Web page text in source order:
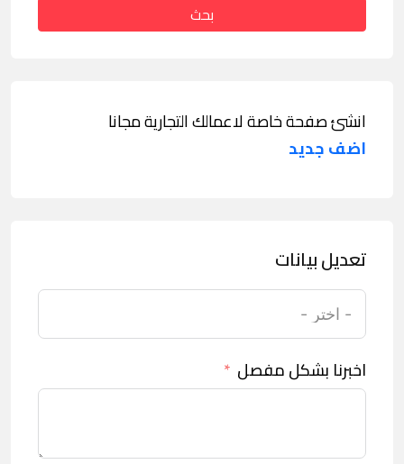
بحث
انشئ صفحة خاصة لاعمالك التجارية مجانا
اضف جديد
تعديل بيانات
اخبرنا بشكل مفصل